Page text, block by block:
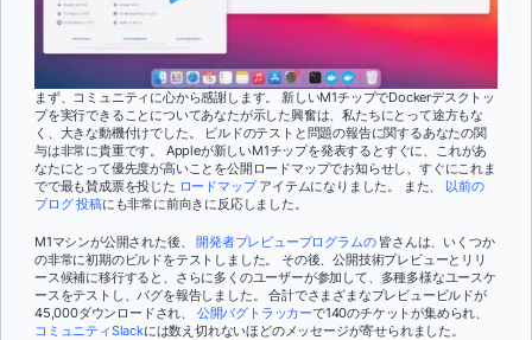
まず、コミュニティに心から感謝します。 新しいM1チップでDockerデスクトッ
プを実行できることについてあなたが示した興奮は、私たちにとって途方もな
く、大きな動機付けでした。 ビルドのテストと問題の報告に関するあなたの関
与は非常に貴重です。 Appleが新しいM1チップを発表するとすぐに、これがあ
なたにとって優先度が高いことを公開ロードマップでお知らせし、すぐにこれま
でで最も賛成票を投じた ロードマップアイテムになりました。 また、 以前の
ブログ 投稿にも非常に前向きに反応しました。
M1マシンが公開された後、開発者プレビュープログラムの皆さんは、いくつか
の非常に初期のビルドをテストしました。 その後、公開技術プレビューとリリ
ース候補に移行すると、さらに多くのユーザーが参加して、多種多様なユースケ
ースをテストし、バグを報告しました。 合計でさまざまなプレビュービルドが
45,000ダウンロードされ、 公開バグトラッカーで140のチケットが集められ、
コミュニティSlackには数え切れないほどのメッセージが寄せられました。